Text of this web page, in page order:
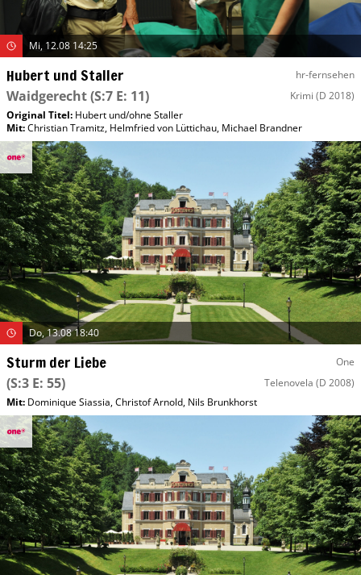
Mi, 12.08 14:25
Hubert und Staller hr-fernsehen
Waidgerecht(S:7 E: 11) Krimi (D 2018)
Original Titel: Hubert und/​ohne Staller
Mit:Christian Tramitz, Helmfried von Lüttichau, Michael Brandner
Do, 13.08 18:40
Sturm der Liebe One
(S:3 E: 55) Telenovela (D 2008)
Mit: Dominique Siassia,Christof Arnold, Nils Brunkhorst